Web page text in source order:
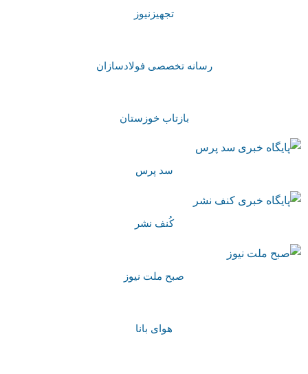
تجهیزنیوز
رسانه تخصصی فولادسازان
بازتاب خوزستان
سد پرس
کُنف نشر
صبح ملت نیوز
هوای بانا